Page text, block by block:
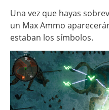
Una vez que hayas
un Max Ammo
estaban los símbolos.